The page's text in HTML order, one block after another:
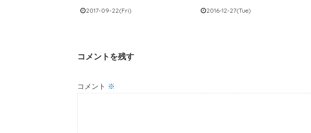
2017-09-22(Fri)
2016-12-27(Tue)
コメントを残す
コメント ※